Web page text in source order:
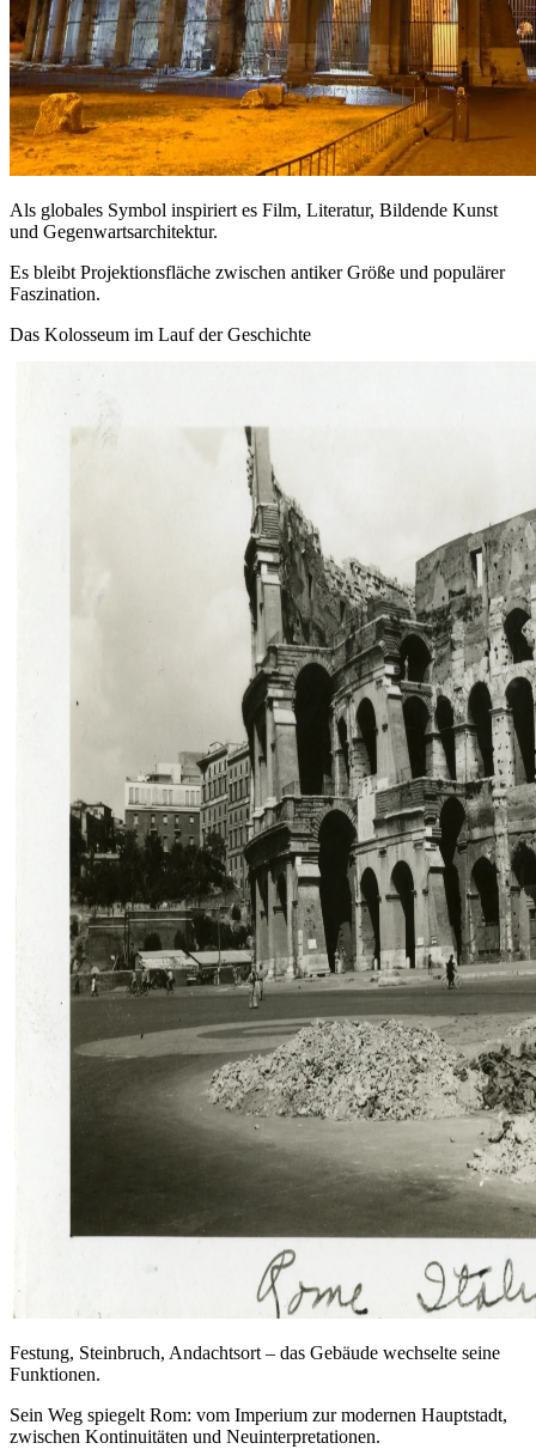
Als globales Symbol inspiriert es Film, Literatur, Bildende Kunst
und Gegenwartsarchitektur.
Es bleibt Projektionsfläche zwischen antiker Größe und populärer
Faszination.
Das Kolosseum im Lauf der Geschichte
Festung, Steinbruch, Andachtsort – das Gebäude wechselte seine
Funktionen.
Sein Weg spiegelt Rom: vom Imperium zur modernen Hauptstadt,
zwischen Kontinuitäten und Neuinterpretationen.